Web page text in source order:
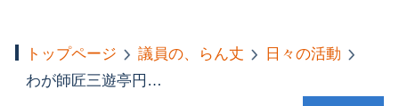
トップページ 議員の、らん丈
日々の活動
わが師匠三遊亭円丈の追悼番組が放送されます